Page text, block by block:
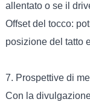
allentato o se il
Offset del tocco:
posizione del tatto
7. Prospettive di
Con la